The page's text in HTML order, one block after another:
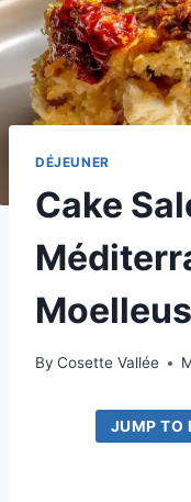
DÉJEUNER
Cake
By Cosette Vallée
JUMP TO